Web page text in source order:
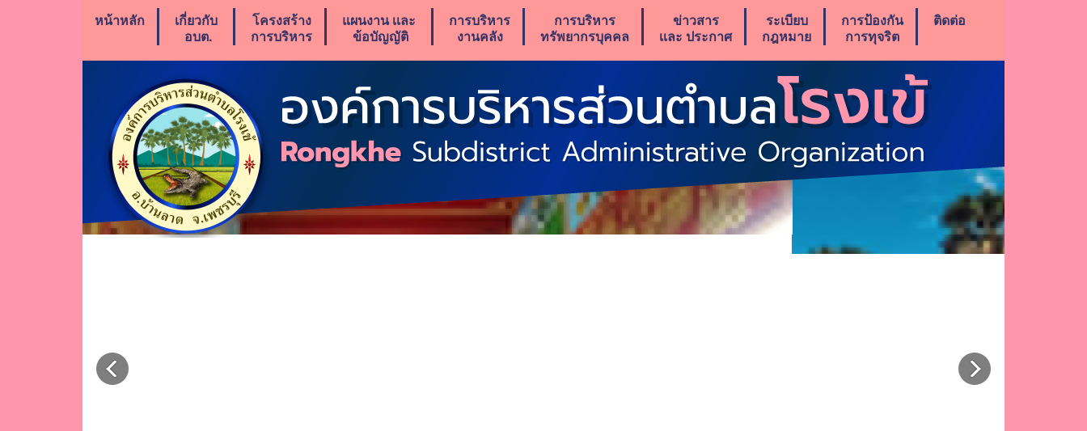
หน้าหลัก
เกี่ยวกับ
อบต.
โครงสร้าง
การบริหาร
แผนงาน เเละ
ข้อบัญญัติ
การบริหาร
งานคลัง
การบริหาร
ทรัพยากรบุคคล
ข่าวสาร
เเละ ประกาศ
ระเบียบ
กฎหมาย
การป้องกัน
การทุจริต
ติดต่อ